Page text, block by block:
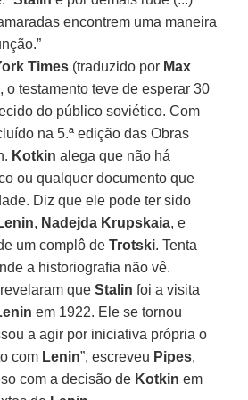
encontrem uma maneira
Times (traduzido por Max
o testamento teve de esperar 30
do público soviético. Com
na 5.ª edição das Obras
Kotkin alega que não há
ou qualquer documento que
Diz que ele pode ter sido
, Nadejda Krupskaia, e
um complô deTrotski. Tenta
a historiografia não vê.
queStalin foi a visita
em 1922. Ele se tornou
a agir por iniciativa própria o
com Lenin”, escreveu Pipes,
com a decisão de Kotkin em